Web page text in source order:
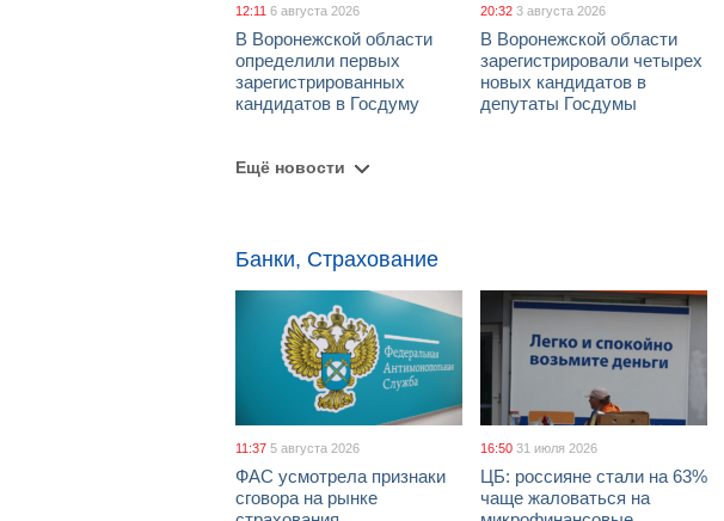
12:11 6 августа 2026
В Воронежской области
определили первых
зарегистрированных
кандидатов в Госдуму
20:32 3 августа 2026
В Воронежской области
зарегистрировали четырех
новых кандидатов в
депутаты Госдумы
Ещё новости
Банки, Страхование
11:37 5 августа 2026
ФАС усмотрела признаки
сговора на рынке
16:50 31 июля 2026
ЦБ: россияне стали на 63%
чаще жаловаться на